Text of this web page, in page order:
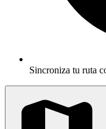
Sincroniza tu ruta